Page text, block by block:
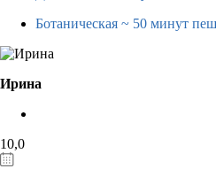
Ботаническая ~ 50 минут
Ирина
10,0